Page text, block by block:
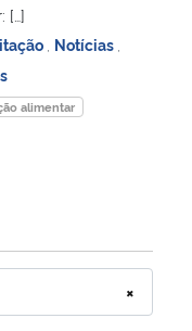
[…]
Notícias
alimentar
×